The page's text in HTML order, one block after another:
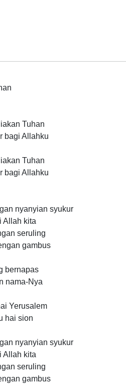
Tuhan
bagi Allahku
Tuhan
bagi Allahku
nyanyian syukur
Allah kita
seruling
gambus
bernapas
nama-Nya
Yerusalem
hai sion
nyanyian syukur
Allah kita
seruling
gambus